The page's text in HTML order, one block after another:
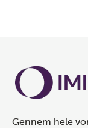
Gennem hele